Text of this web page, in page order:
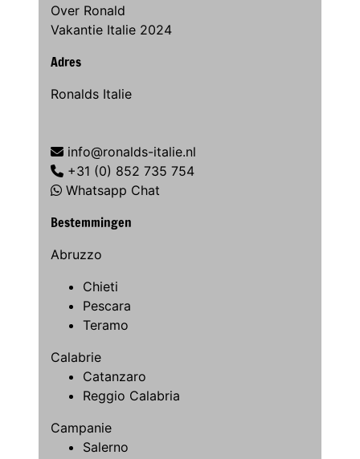
Over Ronald
Vakantie Italie 2024
Adres
Ronalds Italie
info@ronalds-italie.nl
+31 (0) 852 735 754
Whatsapp Chat
Bestemmingen
Abruzzo
Chieti
Pescara
Teramo
Calabrie
Catanzaro
Reggio Calabria
Campanie
Salerno